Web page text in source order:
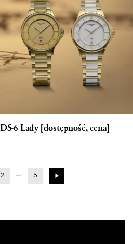
6 Lady [dostępność, cena]
2 5